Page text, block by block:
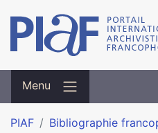
Menu
PIAF
Bibliographie